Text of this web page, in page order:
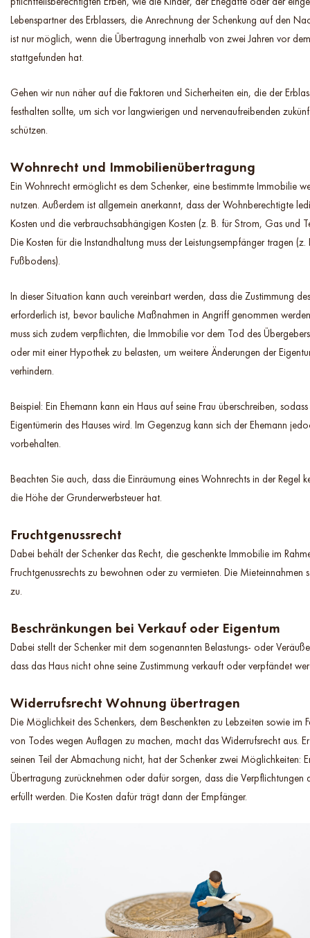
Lebenspartner des Erblassers, die Anrechnung der Schenkung auf den
ist nur möglich, wenn die Übertragung innerhalb von zwei Jahren vor
stattgefunden hat.
Gehen wir nun näher auf die Faktoren und Sicherheiten ein, die der
festhalten sollte, um sich vor langwierigen und nervenaufreibenden
schützen.
Wohnrecht und Immobilienübertragung
Ein Wohnrecht ermöglicht es dem Schenker, eine bestimmte Immobilie
nutzen. Außerdem ist allgemein anerkannt, dass der Wohnberechtigte
Kosten und die verbrauchsabhängigen Kosten (z. B. für Strom, Gas und
Die Kosten für die Instandhaltung muss der Leistungsempfänger tragen (z.
Fußbodens).
In dieser Situation kann auch vereinbart werden, dass die Zustimmung
erforderlich ist, bevor bauliche Maßnahmen in Angriff genommen
muss sich zudem verpflichten, die Immobilie vor dem Tod des
oder mit einer Hypothek zu belasten, um weitere Änderungen der
verhindern.
Beispiel: Ein Ehemann kann ein Haus auf seine Frau überschreiben,
Eigentümerin des Hauses wird. Im Gegenzug kann sich der Ehemann
vorbehalten.
Beachten Sie auch, dass die Einräumung eines Wohnrechts in der Regel
die Höhe der Grunderwerbsteuer hat.
Fruchtgenussrecht
Dabei behält der Schenker das Recht, die geschenkte Immobilie im
Fruchtgenussrechts zu bewohnen oder zu vermieten. Die Mieteinnahmen
zu.
Beschränkungen bei Verkauf oder Eigentum
Dabei stellt der Schenker mit dem sogenannten Belastungs- oder
dass das Haus nicht ohne seine Zustimmung verkauft oder verpfändet
Widerrufsrecht Wohnung übertragen
Die Möglichkeit des Schenkers, dem Beschenkten zu Lebzeiten sowie im
von Todes wegen Auflagen zu machen, macht das Widerrufsrecht aus.
seinen Teil der Abmachung nicht, hat der Schenker zwei Möglichkeiten:
Übertragung zurücknehmen oder dafür sorgen, dass die Verpflichtungen
erfüllt werden. Die Kosten dafür trägt dann der Empfänger.